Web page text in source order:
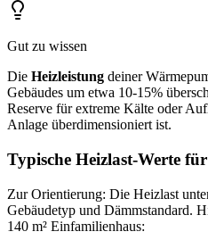
Gut zu wissen
Die Heizleistung deiner
Gebäudes um etwa 10-15%
Reserve für extreme Kälte oder
Anlage überdimensioniert ist.
Typische Heizlast-Werte
Zur Orientierung: Die Heizlast
Gebäudetyp und Dämmstandard.
140 m² Einfamilienhaus: